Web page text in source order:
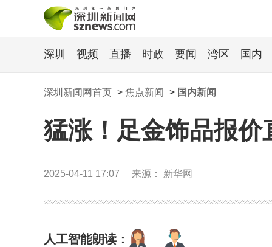
深圳 视频 直播 时政 要闻 湾区 国内
深圳新闻网首页 > 焦点新闻 > 国内新闻
猛涨！足金饰品报价
2025-04-11 17:07 来源： 新华网
人工智能朗读：